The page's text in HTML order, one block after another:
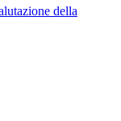
della